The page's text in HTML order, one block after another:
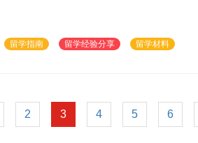
留学指南 留学经验分享 留学材料
2 3 4 5 6